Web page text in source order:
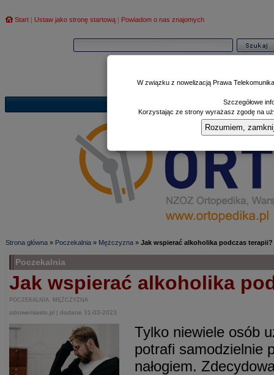
Start | Ustaw jako stronę startową | Powiadom o nas znajomych
Poczekalnia|
Strona główna » Poczekalnia » Mężczyzna » Jak wspierać alkoholika podczas terapii?
Poczekalnia
Jak wspierać alkoholika
POCZEKALNIA. MĘŻCZYZNA
zdrowemiasto.pl | dodane 31-03-2023
Tylko niewiele osób
potrafi samodzielnie
nałogiem.
W związku z nowelizacją Prawa
Szczegółowe
Korzystając ze strony wyrażasz zgodę na
Rozumiem,